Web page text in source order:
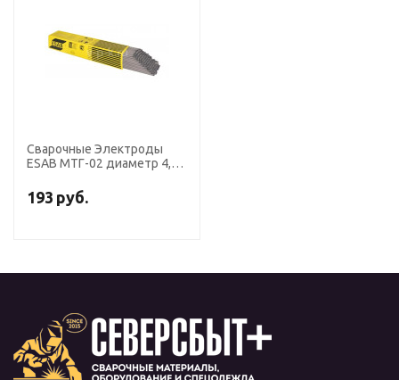
Сварочные Электроды
ESAB МТГ-02 диаметр 4,0
193 руб.